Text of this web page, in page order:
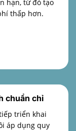
hạn, từ đó tạo
thấp hơn.
chuẩn chỉ
triển khai
áp dụng quy